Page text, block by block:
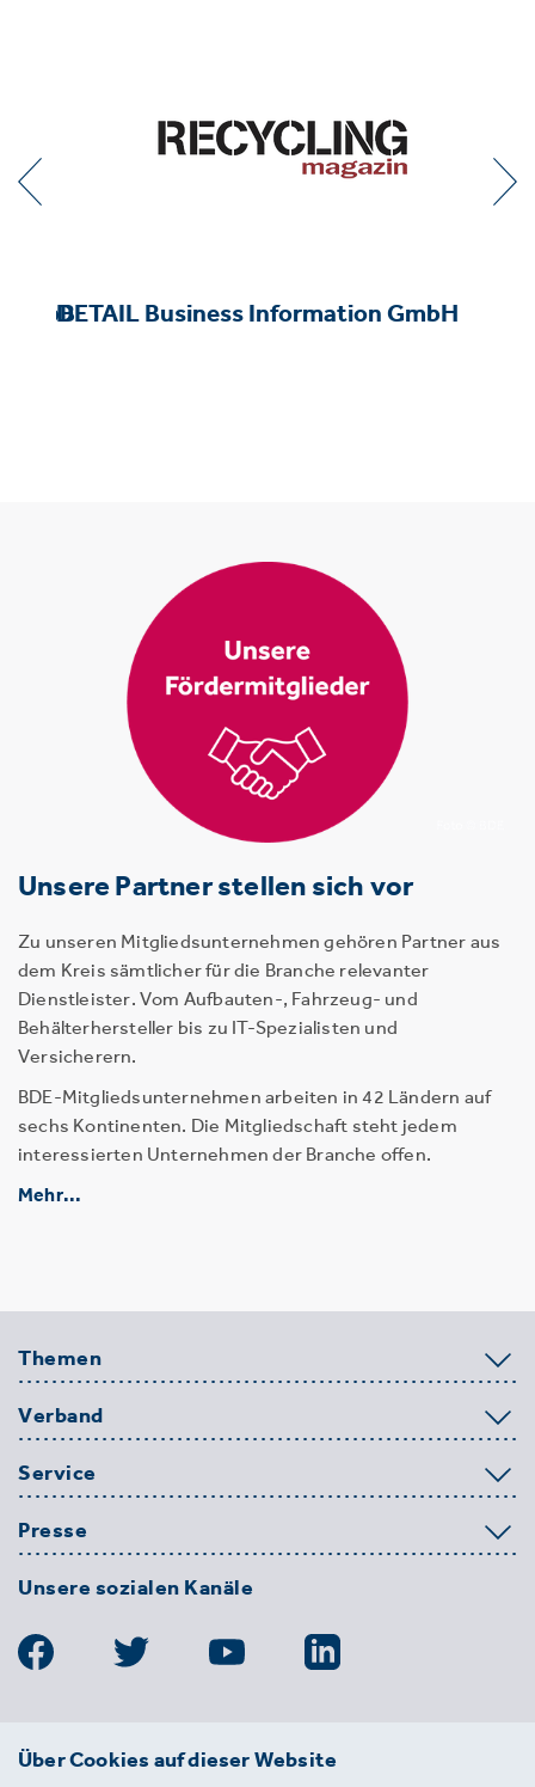
mbBDETAIL Business Information GmbH
Unsere Partner stellen sich vor
Zu unseren Mitgliedsunternehmen gehören Partner aus
dem Kreis sämtlicher für die Branche relevanter
Dienstleister. Vom Aufbauten-, Fahrzeug- und
Behälterhersteller bis zu IT-Spezialisten und
Versicherern.
BDE-Mitgliedsunternehmen arbeiten in 42 Ländern auf
sechs Kontinenten. Die Mitgliedschaft steht jedem
interessierten Unternehmen der Branche offen.
Mehr...
Themen
Verband
Service
Presse
Unsere sozialen Kanäle
BDE
Über Cookies auf dieser Website